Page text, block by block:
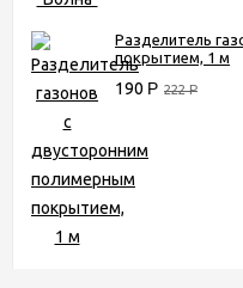
Разделитель
покрытием, 1 м
190 Р 222Р